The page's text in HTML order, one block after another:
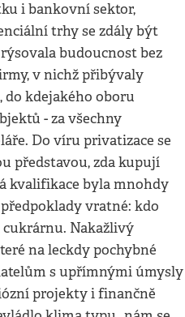
i bankovní sektor,
trhy se zdály být
budoucnost bez
v nichž přibývaly
kdejakého oboru
- za všechny
Do víru privatizace se
představou, zda kupují
kvalifikace byla mnohdy
vratné: kdo
Nakažlivý
na leckdy pochybné
s upřímnými úmysly
projekty i finančně